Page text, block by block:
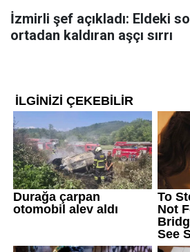
İzmirli şef açıkladı: Eldeki
ortadan kaldıran aşçı sırrı